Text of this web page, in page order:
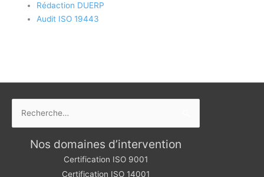
Rédaction DUERP
Audit ISO 19443
Nos domaines d’intervention
Certification ISO 9001
Certification ISO 14001